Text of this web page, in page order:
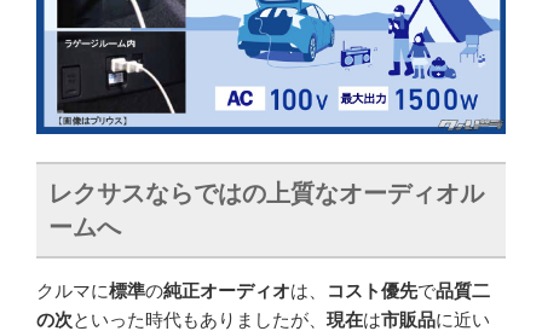
レクサスならではの上質なオーディオル
ームへ
クルマに標準の純正オーディオは、 コスト優先で品質二
の次といった時代もありましたが、 現在は市販品に近い